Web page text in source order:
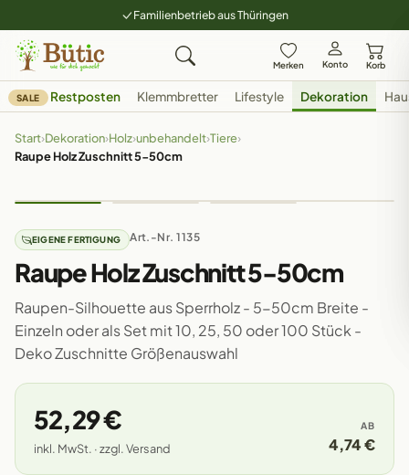
Familienbetrieb aus Thüringen
Merken Konto Korb
SALE Restposten Klemmbretter Lifestyle Dekoration
Start›Dekoration›Holz›unbehandelt›Tiere›
Raupe Holz Zuschnitt 5-50cm
EIGENE FERTIGUNG Art.-Nr. 1135
Raupe Holz Zuschnitt 5-50cm
Raupen-Silhouette aus Sperrholz - 5-50cm Breite -
Einzeln oder als Set mit 10, 25, 50 oder 100 Stück -
Deko Zuschnitte Größenauswahl
52,29 €
inkl. MwSt. · zzgl. Versand
AB
4,74 €